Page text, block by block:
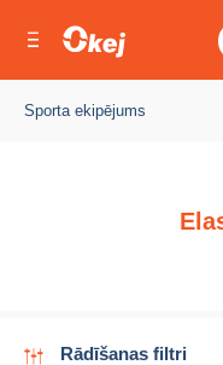
Sporta ekipējums
Rādīšanas filtri